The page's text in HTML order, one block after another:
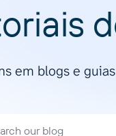
em blogs e